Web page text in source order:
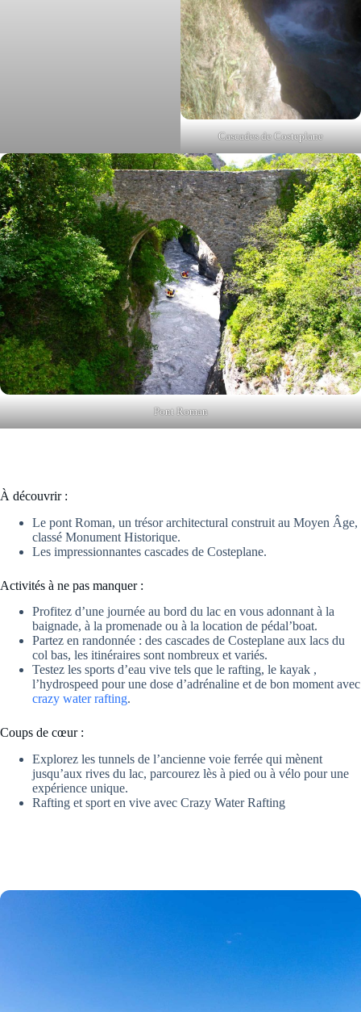
Cascades de Costeplane
Pont Roman
À découvrir :
Le pont Roman, un trésor architectural construit au Moyen Âge,
classé Monument Historique.
Les impressionnantes cascades de Costeplane.
Activités à ne pas manquer :
Profitez d’une journée au bord du lac en vous adonnant à la
baignade, à la promenade ou à la location de pédal’boat.
Partez en randonnée : des cascades de Costeplane aux lacs du
col bas, les itinéraires sont nombreux et variés.
Testez les sports d’eau vive tels que le rafting, le kayak ,
l’hydrospeed pour une dose d’adrénaline et de bon moment avec
crazy water rafting.
Coups de cœur :
Explorez les tunnels de l’ancienne voie ferrée qui mènent
jusqu’aux rives du lac, parcourez lès à pied ou à vélo pour une
expérience unique.
Rafting et sport en vive avec Crazy Water Rafting